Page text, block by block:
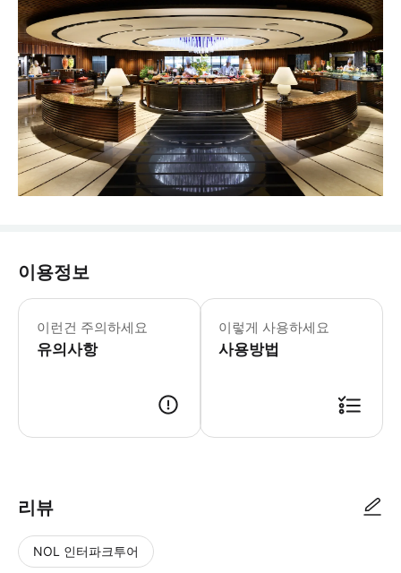
이용정보
이런건 주의하세요
유의사항
이렇게 사용하세요
사용방법
리뷰
NOL 인터파크투어